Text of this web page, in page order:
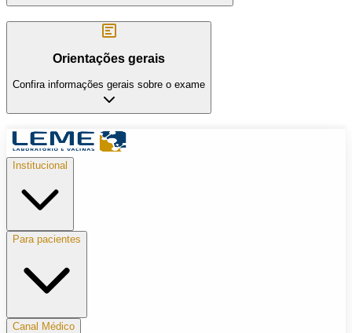
Orientações gerais
Confira informações gerais sobre o exame
Institucional
Para pacientes
Canal Médico